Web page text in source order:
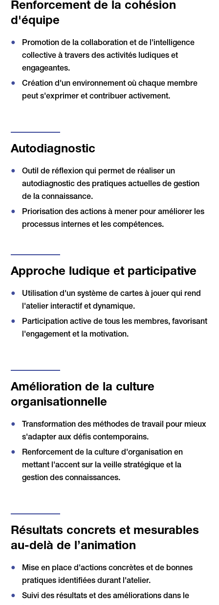
Renforcement de la cohésion
d'équipe
Promotion de la collaboration et de l'intelligence
collective à travers des activités ludiques et
engageantes.
Création d'un environnement où chaque membre
peut s'exprimer et contribuer activement.
Autodiagnostic
Outil de réflexion qui permet de réaliser un
autodiagnostic des pratiques actuelles de gestion
de la connaissance.
Priorisation des actions à mener pour améliorer les
processus internes et les compétences.
Approche ludique et participative
Utilisation d'un système de cartes à jouer qui rend
l'atelier interactif et dynamique.
Participation active de tous les membres, favorisant
l'engagement et la motivation.
Amélioration de la culture
organisationnelle
Transformation des méthodes de travail pour mieux
s'adapter aux défis contemporains.
Renforcement de la culture d'organisation en
mettant l'accent sur la veille stratégique et la
gestion des connaissances.
Résultats concrets et mesurables
au-delà de l’animation
Mise en place d'actions concrètes et de bonnes
pratiques identifiées durant l'atelier.
Suivi des résultats et des améliorations dans le